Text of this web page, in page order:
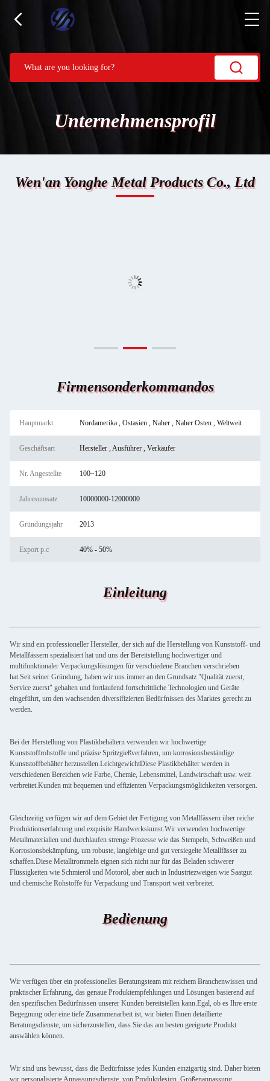
Unternehmensprofil
Wen'an Yonghe Metal Products Co., Ltd
Firmensonderkommandos
Hauptmarkt Nordamerika , Ostasien , Naher , Naher Osten , Weltweit
Geschäftsart Hersteller , Ausführer , Verkäufer
Nr. Angestellte 100~120
Jahresumsatz 10000000-12000000
Gründungsjahr 2013
Export p.c 40% - 50%
Einleitung
Wir sind ein professioneller Hersteller, der sich auf die Herstellung von Kunststoff- und
Metallfässern spezialisiert hat und uns der Bereitstellung hochwertiger und
multifunktionaler Verpackungslösungen für verschiedene Branchen verschrieben
hat.Seit seiner Gründung, haben wir uns immer an den Grundsatz "Qualität zuerst,
Service zuerst" gehalten und fortlaufend fortschrittliche Technologien und Geräte
eingeführt, um den wachsenden diversifizierten Bedürfnissen des Marktes gerecht zu
werden.
Bei der Herstellung von Plastikbehältern verwenden wir hochwertige
Kunststoffrohstoffe und präzise Spritzgießverfahren, um korrosionsbeständige
Kunststoffbehälter herzustellen.LeichtgewichtDiese Plastikbehälter werden in
verschiedenen Bereichen wie Farbe, Chemie, Lebensmittel, Landwirtschaft usw. weit
verbreitet.Kunden mit bequemen und effizienten Verpackungsmöglichkeiten versorgen.
Gleichzeitig verfügen wir auf dem Gebiet der Fertigung von Metallfässern über reiche
Produktionserfahrung und exquisite Handwerkskunst.Wir verwenden hochwertige
Metallmaterialien und durchlaufen strenge Prozesse wie das Stempeln, Schweißen und
Korrosionsbekämpfung, um robuste, langlebige und gut versiegelte Metallfässer zu
schaffen.Diese Metalltrommeln eignen sich nicht nur für das Beladen schwerer
Flüssigkeiten wie Schmieröl und Motoröl, aber auch in Industriezweigen wie Saatgut
und chemische Rohstoffe für Verpackung und Transport weit verbreitet.
Bedienung
Wir verfügen über ein professionelles Beratungsteam mit reichem Branchenwissen und
praktischer Erfahrung, das genaue Produktempfehlungen und Lösungen basierend auf
den spezifischen Bedürfnissen unserer Kunden bereitstellen kann.Egal, ob es Ihre erste
Begegnung oder eine tiefe Zusammenarbeit ist, wir bieten Ihnen detaillierte
Beratungsdienste, um sicherzustellen, dass Sie das am besten geeignete Produkt
auswählen können.
Wir sind uns bewusst, dass die Bedürfnisse jedes Kunden einzigartig sind. Daher bieten
wir personalisierte Anpassungsdienste, von Produktdesign, Größenanpassung,